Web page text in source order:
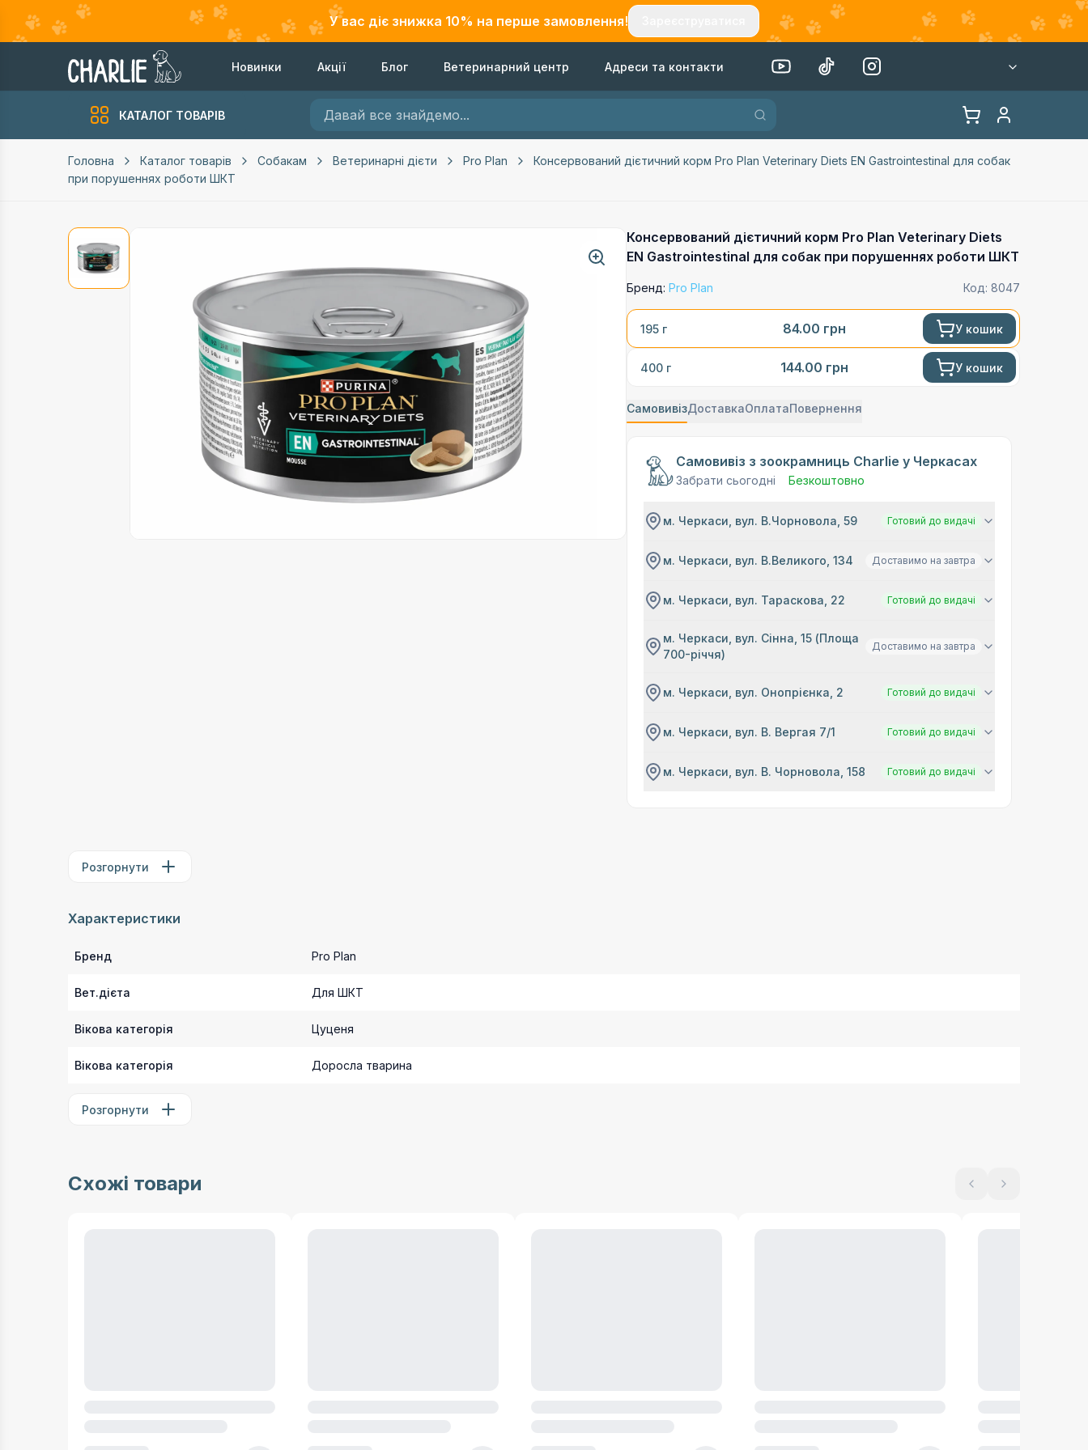
У вас діє знижка 10% на перше замовлення!
Новинки Акції Блог Ветеринарний центр Адреси та контакти
КАТАЛОГ ТОВАРІВ
Головна Каталог товарів Собакам Ветеринарні дієти Pro Plan
Консервований дієтичний корм Pro Plan Veterinary Diets EN Gastrointestinal для собак
при порушеннях роботи ШКТ
Консервований дієтичний корм Pro Plan Veterinary Diets
EN Gastrointestinal для собак при порушеннях роботи ШКТ
Бренд: Pro Plan Код: 8047
195 г 84.00 грн У кошик
400 г 144.00 грн У кошик
СамовивізДоставкаОплатаПовернення
Самовивіз з зоокрамниць Charlie у Черкасах
Забрати сьогодні Безкоштовно
м. Черкаси, вул. В.Чорновола, 59 Готовий до видачі
м. Черкаси, вул. В.Великого, 134 Доставимо на завтра
м. Черкаси, вул. Тараскова, 22 Готовий до видачі
м. Черкаси, вул. Сінна, 15 (Площа
700-річчя)
Доставимо на завтра
м. Черкаси, вул. Онопрієнка, 2 Готовий до видачі
м. Черкаси, вул. В. Вергая 7/1 Готовий до видачі
м. Черкаси, вул. В. Чорновола, 158 Готовий до видачі
Розгорнути
Характеристики
Бренд Pro Plan
Вет.дієта Для ШКТ
Вікова категорія Цуценя
Вікова категорія Доросла тварина
Розгорнути
Схожі товари